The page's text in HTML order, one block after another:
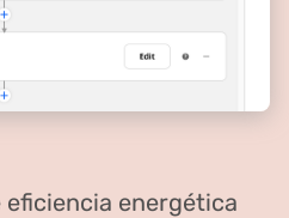
energética